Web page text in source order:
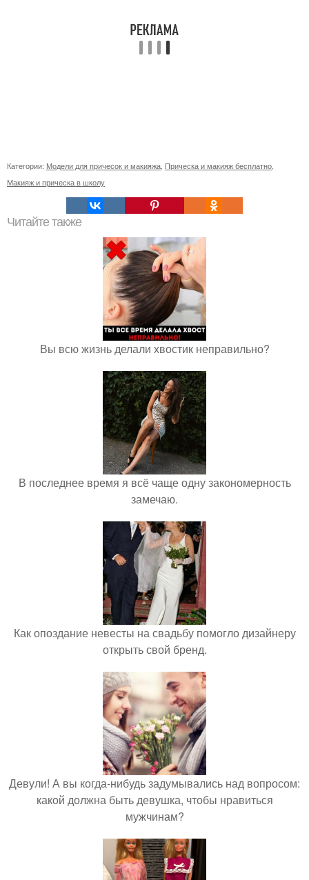
Категории: Модели для причесок и макияжа Прическа и макияж бесплатно
Макияж и прическа в школу
Читайте также
Вы всю жизнь делали хвостик неправильно?
В последнее время я всё чаще одну закономерность
замечаю.
Как опоздание невесты на свадьбу помогло дизайнеру
открыть свой бренд.
Девули! А вы когда-нибудь задумывались над вопросом:
какой должна быть девушка, чтобы нравиться
мужчинам?